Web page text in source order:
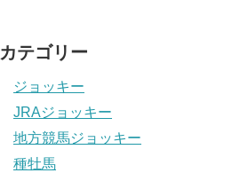
カテゴリー
ジョッキー
JRAジョッキー
地方競馬ジョッキー
種牡馬